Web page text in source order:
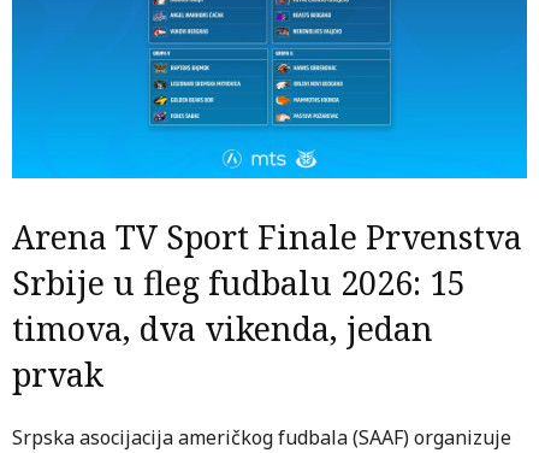
Arena TV Sport Finale Prvenstva
Srbije u fleg fudbalu 2026: 15
timova, dva vikenda, jedan
prvak
Srpska asocijacija američkog fudbala (SAAF) organizuje